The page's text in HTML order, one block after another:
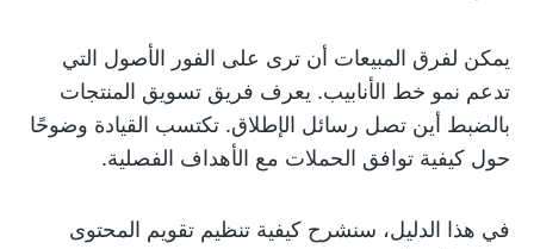
يمكن لفرق المبيعات أن ترى على الفور الأصول التي
تدعم نمو خط الأنابيب. يعرف فريق تسويق المنتجات
بالضبط أين تصل رسائل الإطلاق. تكتسب القيادة وضوحًا
حول كيفية توافق الحملات مع الأهداف الفصلية.
في هذا الدليل، سنشرح كيفية تنظيم تقويم المحتوى